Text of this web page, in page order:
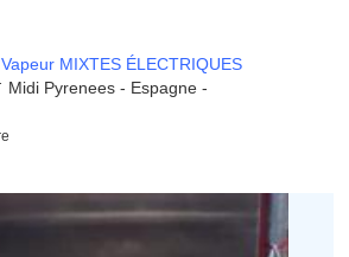
MIXTES ÉLECTRIQUES
Midi Pyrenees - Espagne -